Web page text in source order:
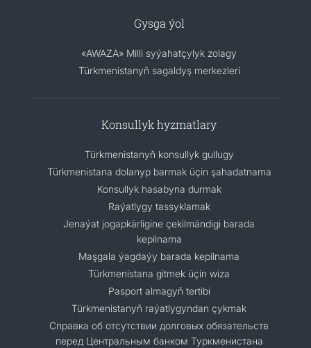
Gysga ýol
«AWAZA» Milli syýahatçylyk zolagy
Türkmenistanyň sagaldyş merkezleri
Konsullyk hyzmatlary
Türkmenistanyň konsullyk gullugy
Türkmenistana dolanyp barmak üçin şahadatnama
Konsullyk hasabyna durmak
Raýatlygy tassyklamak
Jenaýat jogapkärligine çekilmändigi barada
kepilnama
Maşgala ýagdaýy barada kepilnama
Türkmenistana gitmek üçin wiza
Pasport almagyň tertibi
Türkmenistanyň raýatlygyndan çykmak
Cправка об отсутствии долговых обязательств
перед Центральным банком Туркменистана